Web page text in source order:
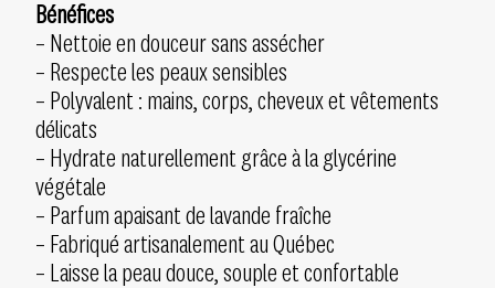
Bénéfices
– Nettoie en douceur sans assécher
– Respecte les peaux sensibles
– Polyvalent : mains, corps, cheveux et vêtements
délicats
– Hydrate naturellement grâce à la glycérine
végétale
– Parfum apaisant de lavande fraîche
– Fabriqué artisanalement au Québec
– Laisse la peau douce, souple et confortable